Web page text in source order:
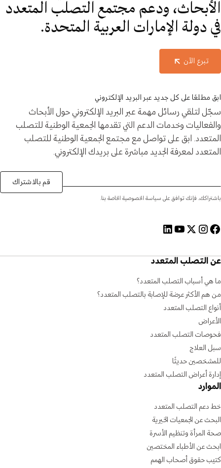
الأبحاث، ودعم مجتمع التصلب المتعدد
في دولة الإمارات العربية المتحدة.
تبرع الآن
ابق مطلعًا على كل جديد عبر البريد الإلكتروني
سجّل لتلقي رسائل مهمة عبر البريد الإلكتروني حول الأبحاث
والفعاليات وخدمات الدعم التي تقدمها الجمعية الوطنية للتصلب
المتعدد. ابق على تواصل مع مجتمع الجمعية الوطنية للتصلب
المتعدد لمعرفة الجديد مباشرة على بريدك الإلكتروني.
باشتراكك، فإنك توافق على سياسة الخصوصية الخاصة بنا.
قم بالاشتراك
عن التصلب المتعدد
ما هي أسباب التصلب المتعدد؟
من هم الأكثر عرضة للإصابة بالتصلب المتعدد؟
أنواع التصلب المتعدد
الأعراض
فحوصات التصلب المتعدد
سبل العلاج
للمشخصين حديثًا
إدارة أعراض التصلب المتعدد
الموارد
خط دعم التصلب المتعدد
البحث عن الجمعيات الخيرية
صحة المرأة وتنظيم الأسرة
ابحث عن الأطباء المختصين
كتيب حقوق أصحاب الهمم